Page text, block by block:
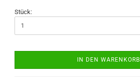
Stück:
IN DEN WARENKORB